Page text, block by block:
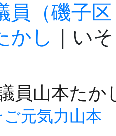
員（磯子区
かし ｜いそ
ご元気力山本